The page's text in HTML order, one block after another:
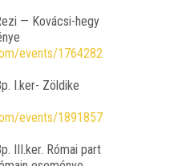
— Ková­csi-hegy
events/1764282
I.ker- Zöl­di­ke
events/1891857
III.ker. Római part